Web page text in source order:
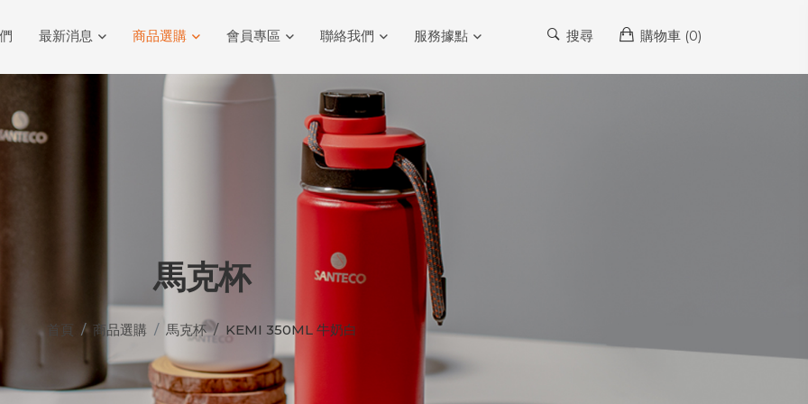
最新消息 商品選購 會員專區 聯絡我們 服務據點 搜尋 購物車 (0)
馬克杯
首頁 商品選購 馬克杯 KEMI 350ML 牛奶白